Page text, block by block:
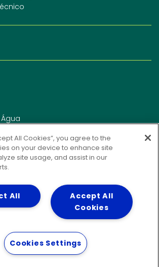
Água e Esgoto
da água
All Cookies”, you agree to the
on your device to enhance site
site usage, and assist in our
Accept All
Cookies
All
Cookies Settings